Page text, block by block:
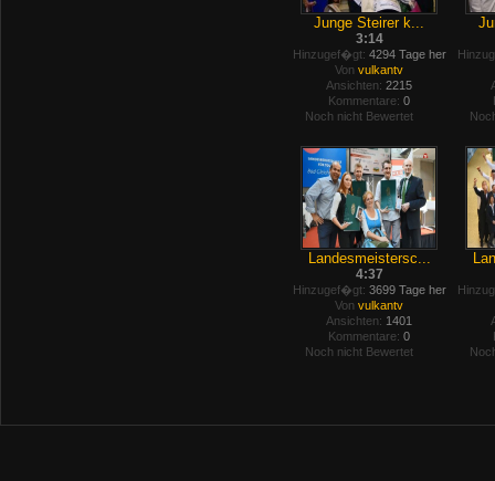
Junge Steirer k...
3:14
Hinzugef�gt: 4294 Tage her
Von vulkantv
Ansichten: 2215
Kommentare: 0
Noch nicht Bewertet
Landesmeistersc...
4:37
Hinzugef�gt: 3699 Tage her
Von vulkantv
Ansichten: 1401
Kommentare: 0
Noch nicht Bewertet